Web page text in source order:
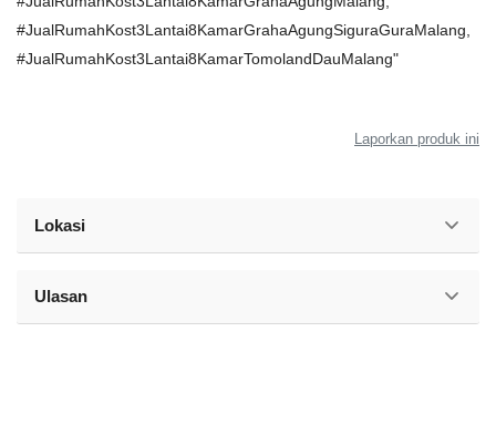
#JualRumahKost3Lantai8KamarGrahaAgungSiguraGuraMalang,
#JualRumahKost3Lantai8KamarTomolandDauMalang"
Laporkan produk ini
Lokasi
Ulasan